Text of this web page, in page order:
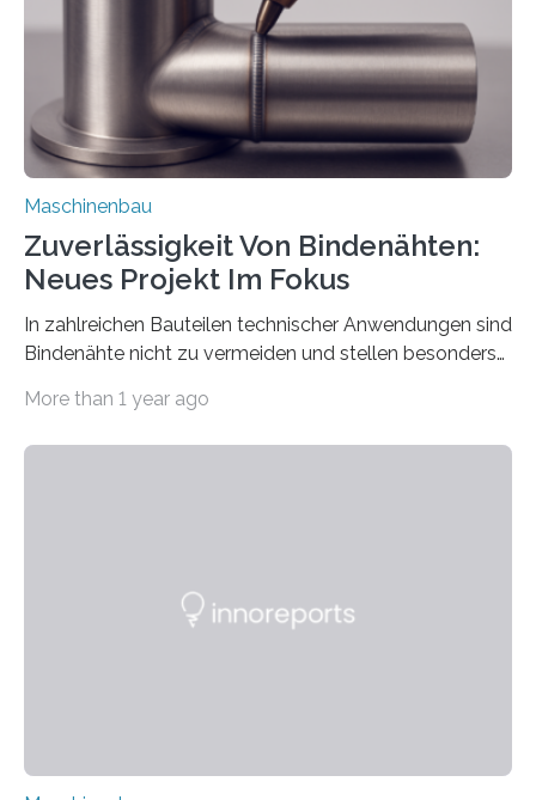
einzubinden. Sankt Augustin – Zur Messe FACHPACK
vom 23. bis 25. September in Nürnberg…
Maschinenbau
Zuverlässigkeit Von Bindenähten:
Neues Projekt Im Fokus
In zahlreichen Bauteilen technischer Anwendungen sind
Bindenähte nicht zu vermeiden und stellen besonders
Matrixmaterials eine große Herausforderung dar.
Durch den verstärkten Einsatz von Rezyklaten
More than 1 year ago